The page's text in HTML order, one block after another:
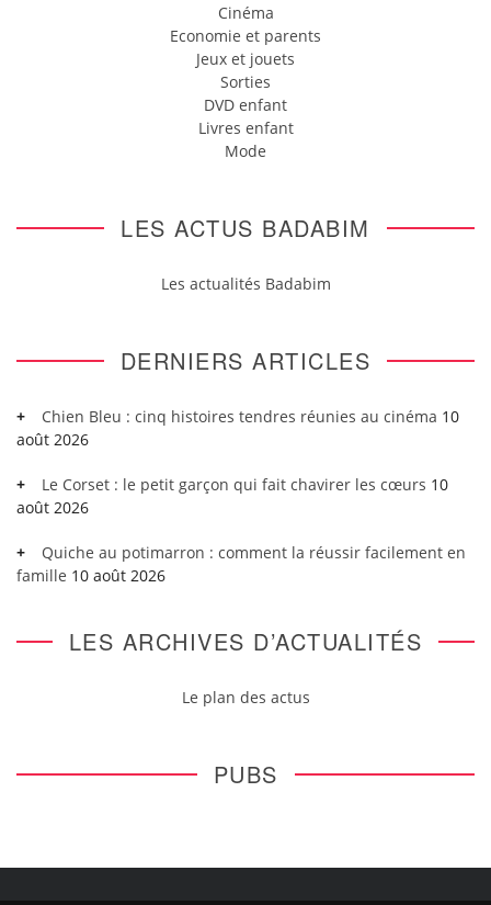
Cinéma
Economie et parents
Jeux et jouets
Sorties
DVD enfant
Livres enfant
Mode
LES ACTUS BADABIM
Les actualités Badabim
DERNIERS ARTICLES
Chien Bleu : cinq histoires tendres réunies au cinéma 10
août 2026
Le Corset : le petit garçon qui fait chavirer les cœurs 10
août 2026
Quiche au potimarron : comment la réussir facilement en
famille 10 août 2026
LES ARCHIVES D’ACTUALITÉS
Le plan des actus
PUBS